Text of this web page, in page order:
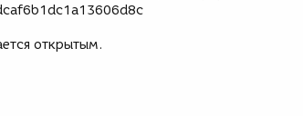
открытым.